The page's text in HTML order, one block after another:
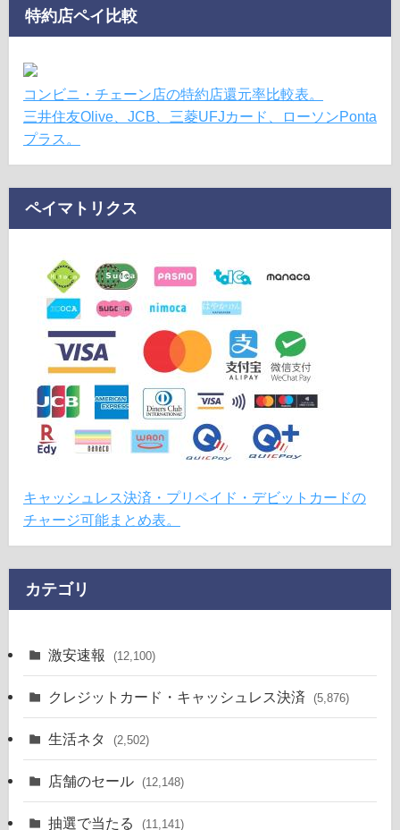
特約店ペイ比較
コンビニ・チェーン店の特約店還元率比較表。
三井住友Olive、JCB、三菱UFJカード、ローソンPonta
プラス。
ペイマトリクス
キャッシュレス決済・プリペイド・デビットカードの
チャージ可能まとめ表。
カテゴリ
激安速報 (12,100)
クレジットカード・キャッシュレス決済 (5,876)
生活ネタ (2,502)
店舗のセール (12,148)
抽選で当たる (11,141)